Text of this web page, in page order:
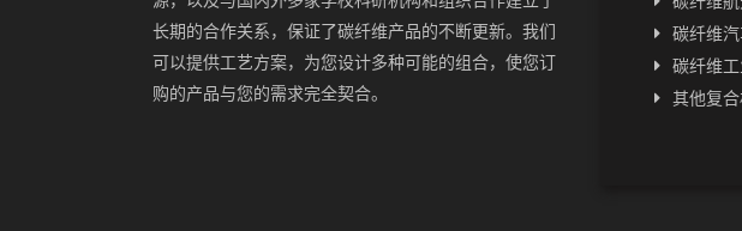
长期的合作关系，保证了碳纤维产品的不断更新。我们
可以提供工艺方案，为您设计多种可能的组合，使您订
购的产品与您的需求完全契合。
碳纤维
碳纤维
其他复